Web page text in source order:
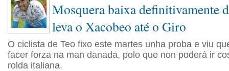
Mosquera baixa definitivamente
leva o Xacobeo até o Giro
O ciclista de Teo fixo este martes unha proba e viu
facer forza na man danada, polo que non poderá ir
rolda italiana.